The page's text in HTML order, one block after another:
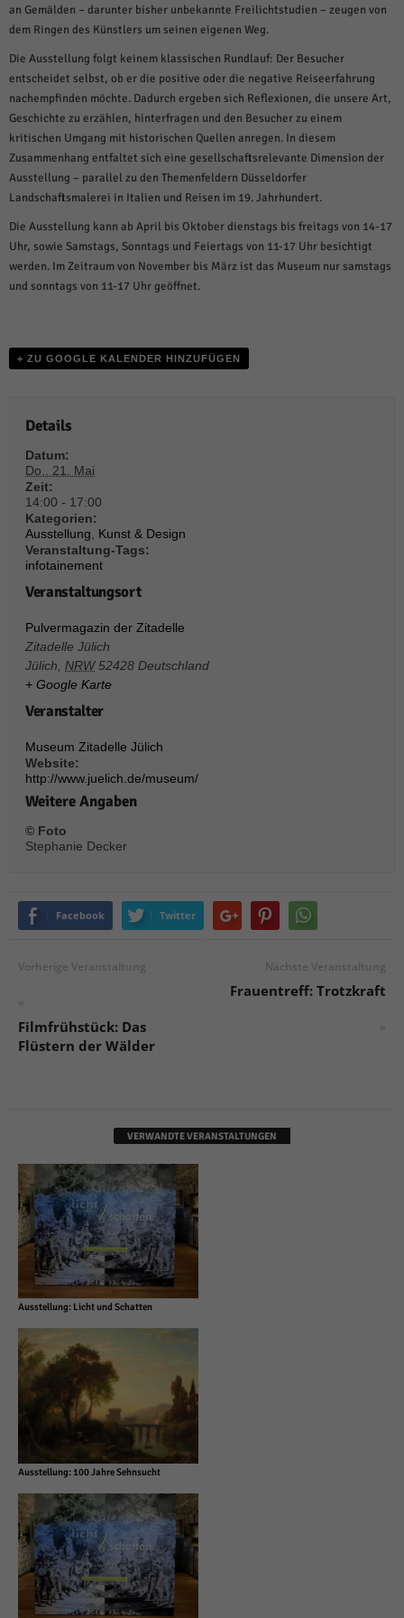
an Gemälden – darunter bisher unbekannte Freilichtstudien – zeugen von
dem Ringen des Künstlers um seinen eigenen Weg.
Die Ausstellung folgt keinem klassischen Rundlauf: Der Besucher
entscheidet selbst, ob er die positive oder die negative Reiseerfahrung
nachempfinden möchte. Dadurch ergeben sich Reflexionen, die unsere Art,
Geschichte zu erzählen, hinterfragen und den Besucher zu einem
kritischen Umgang mit historischen Quellen anregen. In diesem
Zusammenhang entfaltet sich eine gesellschaftsrelevante Dimension der
Ausstellung – parallel zu den Themenfeldern Düsseldorfer
Landschaftsmalerei in Italien und Reisen im 19. Jahrhundert.
Die Ausstellung kann ab April bis Oktober dienstags bis freitags von 14-17
Uhr, sowie Samstags, Sonntags und Feiertags von 11-17 Uhr besichtigt
werden. Im Zeitraum von November bis März ist das Museum nur samstags
und sonntags von 11-17 Uhr geöffnet.
+ ZU GOOGLE KALENDER HINZUFÜGEN
Details
Datum:
Do.. 21. Mai
Zeit:
14:00 - 17:00
Kategorien:
Ausstellung, Kunst & Design
Veranstaltung-Tags:
infotainement
Veranstaltungsort
Pulvermagazin der Zitadelle
Zitadelle Jülich
Jülich, NRW 52428 Deutschland
+ Google Karte
Veranstalter
Museum Zitadelle Jülich
Website:
http://www.juelich.de/museum/
Weitere Angaben
© Foto
Stephanie Decker
Facebook Twitter
Vorherige Veranstaltung
«
Filmfrühstück: Das
Flüstern der Wälder
Nächste Veranstaltung
Frauentreff: Trotzkraft
»
VERWANDTE VERANSTALTUNGEN
Ausstellung: Licht und Schatten
Ausstellung: 100 Jahre Sehnsucht
auswählen.
Alle akzeptieren Speichern und weiter
Zurück
Datenschutzeinstellungen
Essenziell (1)
Essenzielle Cookies ermöglichen grundlegende Funktionen und sind für die
einwandfreie Funktion der Website erforderlich.
Cookie-Informationen anzeigen
Statistiken (1)
Statistik Cookies erfassen Informationen anonym. Diese Informationen helfen
uns zu verstehen, wie unsere Besucher unsere Website nutzen.
Marketing (1)
Externe Medien (6)
Inhalte von Videoplattformen und Social-Media-Plattformen werden
standardmäßig blockiert. Wenn Cookies von externen Medien akzeptiert
werden, bedarf der Zugriff auf diese Inhalte keiner manuellen Einwilligung
mehr.
powered by Borlabs Cookie